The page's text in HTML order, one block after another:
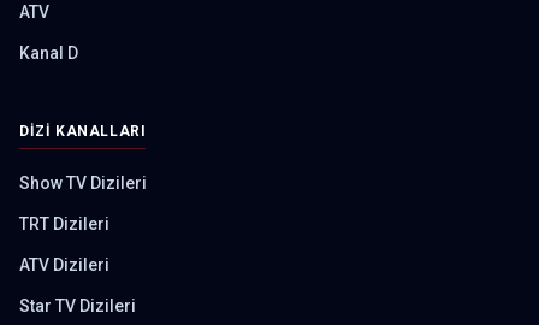
ATV
Kanal D
DIZI KANALLARI
Show TV Dizileri
TRT Dizileri
ATV Dizileri
Star TV Dizileri